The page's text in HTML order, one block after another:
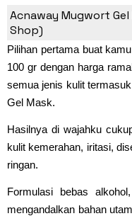
1. Acnaway
Acnaway Mugwort
Shop)
Pilihan pertama buat
100 gr dengan harga
semua jenis kulit
Gel Mask.
Hasilnya di wajahku
kulit kemerahan, iritasi,
ringan.
Formulasi bebas
mengandalkan bahan